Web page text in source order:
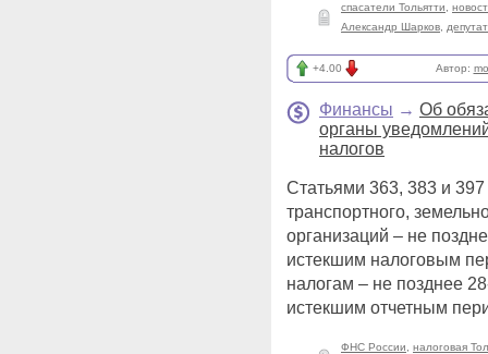
спасатели Тольятти
Александр Шарков
+4.00 Автор:
Финансы → Об
органы
налогов
Статьями 363, 383 и
транспортного,
организаций – не
истекшим налоговым
налогам – не позднее
истекшим отчетным
ФНС России
налоговая